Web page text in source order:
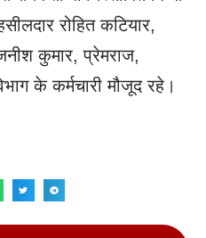
रोहित कटियार,
कुमार, प्रेमराज,
के कर्मचारी मौजूद रहे।